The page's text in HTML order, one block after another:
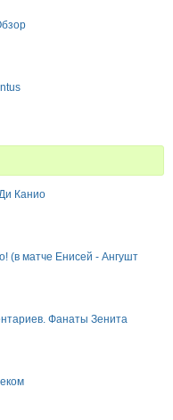
Канио
(в матче Енисей - Ангушт
Фанаты Зенита